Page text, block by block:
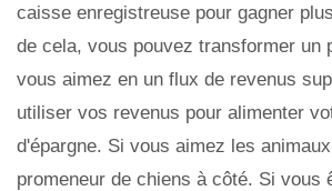
caisse enregistreuse pour gagner
de cela, vous pouvez transformer un
vous aimez en un flux de revenus
utiliser vos revenus pour alimenter
d'épargne. Si vous aimez les
promeneur de chiens à côté. Si vous